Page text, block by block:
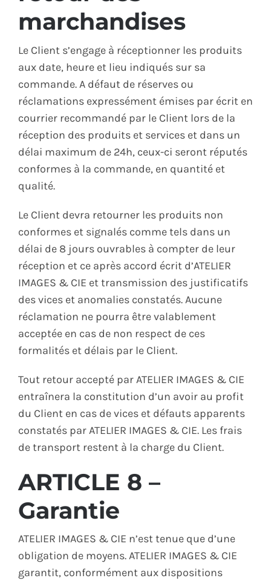
marchandises
Le Client s’engage à réceptionner les produits
aux date, heure et lieu indiqués sur sa
commande. A défaut de réserves ou
réclamations expressément émises par écrit en
courrier recommandé par le Client lors de la
réception des produits et services et dans un
délai maximum de 24h, ceux-ci seront réputés
conformes à la commande, en quantité et
qualité.
Le Client devra retourner les produits non
conformes et signalés comme tels dans un
délai de 8 jours ouvrables à compter de leur
réception et ce après accord écrit d’ATELIER
IMAGES & CIE et transmission des justificatifs
des vices et anomalies constatés. Aucune
réclamation ne pourra être valablement
acceptée en cas de non respect de ces
formalités et délais par le Client.
Tout retour accepté par ATELIER IMAGES & CIE
entraînera la constitution d’un avoir au profit
du Client en cas de vices et défauts apparents
constatés par ATELIER IMAGES & CIE. Les frais
de transport restent à la charge du Client.
ARTICLE 8 –
Garantie
ATELIER IMAGES & CIE n’est tenue que d’une
obligation de moyens. ATELIER IMAGES & CIE
garantit, conformément aux dispositions